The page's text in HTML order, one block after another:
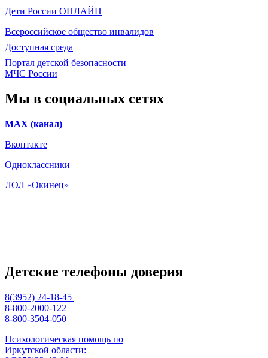
Дети России ОНЛАЙН
Всероссийское общество инвалидов
Доступная среда
Портал детской безопасности
МЧС России
Мы в социальных сетях
МАХ (канал)
Вконтакте
Одноклассники
ЛОЛ «Окинец»
Детские телефоны доверия
8(3952) 24-18-45
8-800-2000-122
8-800-3504-050
Психологическая помощь по
Иркутской области: